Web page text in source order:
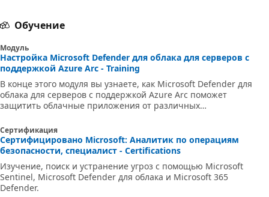
Обучение
Модуль
Настройка Microsoft Defender для облака для серверов с
поддержкой Azure Arc - Training
В конце этого модуля вы узнаете, как Microsoft Defender для
облака для серверов с поддержкой Azure Arc поможет
защитить облачные приложения от различных
Сертификация
Сертифицировано Microsoft: Аналитик по операциям
безопасности, специалист - Certifications
Изучение, поиск и устранение угроз с помощью Microsoft
Sentinel, Microsoft Defender для облака и Microsoft 365
Defender.